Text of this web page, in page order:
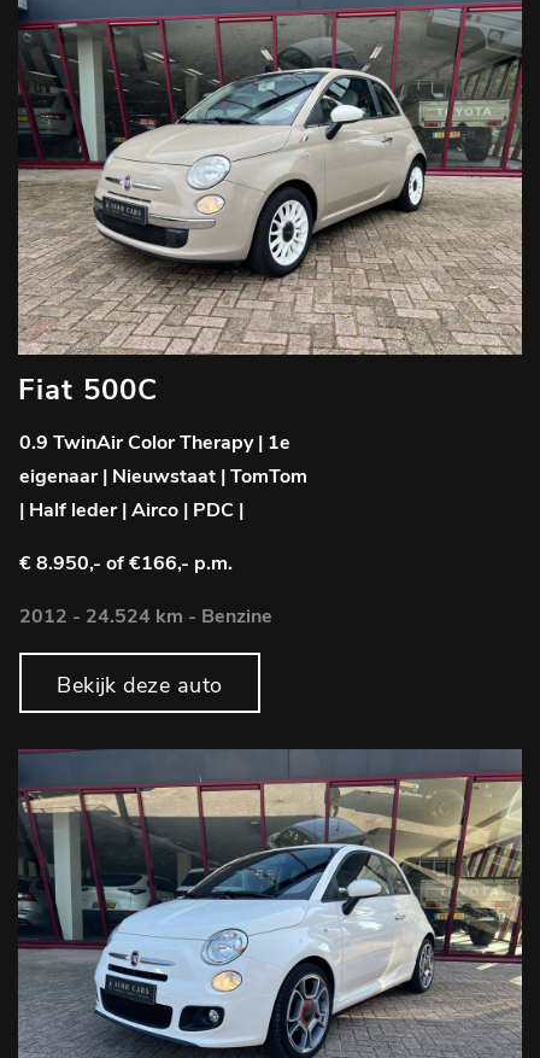
Fiat 500C
0.9 TwinAir Color Therapy | 1e
eigenaar | Nieuwstaat | TomTom
| Half leder | Airco | PDC |
€ 8.950,- of €166,- p.m.
2012 - 24.524 km - Benzine
Bekijk deze auto